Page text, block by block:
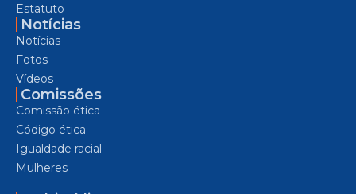
Estatuto
Notícias
Notícias
Fotos
Vídeos
Comissões
Comissão ética
Código ética
Igualdade racial
Mulheres